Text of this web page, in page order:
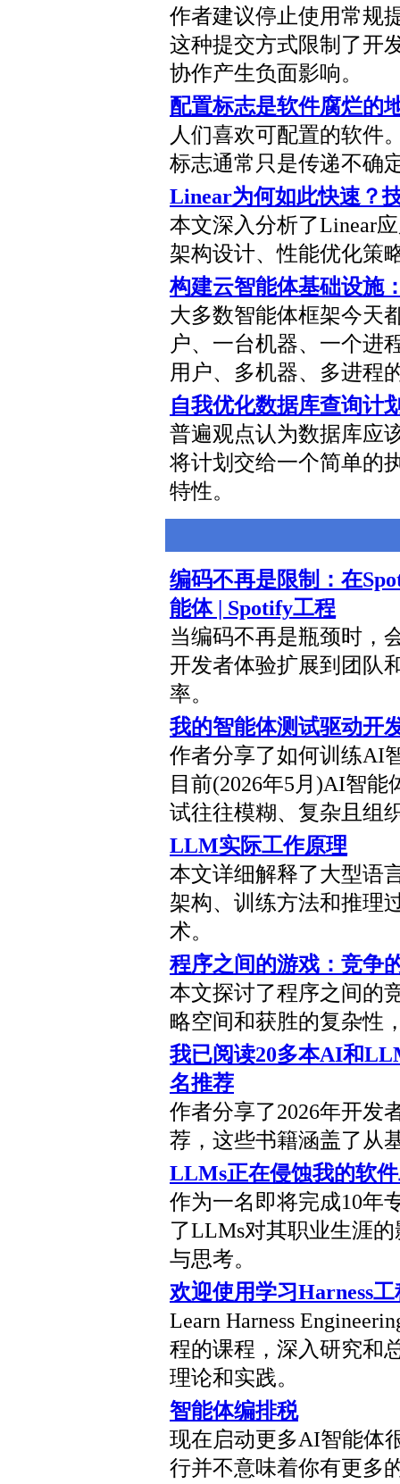
作者建议停止使用常规
这种提交方式限制了开
协作产生负面影响。
配置标志是软件腐烂的
人们喜欢可配置的软件
标志通常只是传递不确
Linear为何如此快速？
本文深入分析了Linear
架构设计、性能优化策
构建云智能体基础设施
大多数智能体框架今天
户、一台机器、一个进
用户、多机器、多进程
自我优化数据库查询计
普遍观点认为数据库应
将计划交给一个简单的
特性。
编码不再是限制：在
能体 | Spotify工程
当编码不再是瓶颈时，
开发者体验扩展到团队
率。
我的智能体测试驱动开
作者分享了如何训练AI
目前(2026年5月)AI智
试往往模糊、复杂且组
LLM实际工作原理
本文详细解释了大型语
架构、训练方法和推理
术。
程序之间的游戏：竞争
本文探讨了程序之间的
略空间和获胜的复杂性
我已阅读20多本AI和
名推荐
作者分享了2026年开发
荐，这些书籍涵盖了从
LLMs正在侵蚀我的软
作为一名即将完成10年
了LLMs对其职业生涯
与思考。
欢迎使用学习Harness工
Learn Harness
程的课程，深入研究和
理论和实践。
智能体编排税
现在启动更多AI智能体
行并不意味着你有更